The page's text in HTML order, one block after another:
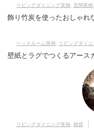
リビングダイニング実例 玄関実例
飾り竹炭を使ったおしゃれ
ベッドルーム実例 リビングダイニ
壁紙とラグでつくるアース
リビングダイニング実例 雑貨